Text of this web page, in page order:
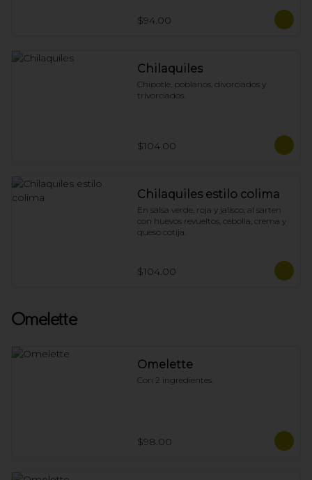
$94.00
Chilaquiles
Chipotle, poblanos, divorciados y
trivorciados.
$104.00
Chilaquiles estilo colima
En salsa verde, roja y jalisco, al sarten
con huevos revueltos, cebolla, crema y
queso cotija.
$104.00
Omelette
Omelette
Con 2 ingredientes.
$98.00